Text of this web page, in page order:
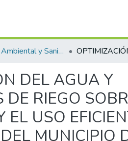
Ingeniería Ambiental y Sanitaria.
DEL AGUA Y
RIEGO
EL USO
MUNICIPIO